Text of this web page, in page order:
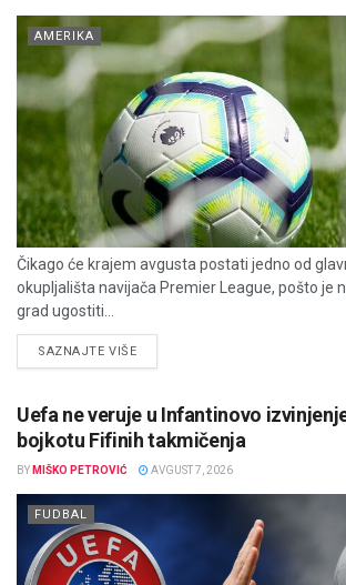
AMERIKA
Čikago će krajem avgusta postati jedno od
okupljališta navijača Premier League, pošto je
grad ugostiti...
SAZNAJTE VIŠEDETAILS
Uefa ne veruje u Infantinovo
bojkotu Fifinih takmičenja
BY MIŠKO PETROVIĆ AVGUST 7, 2026
FUDBAL